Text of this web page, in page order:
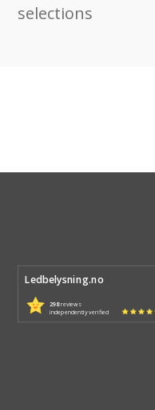
selections
Ledbelysning.no
298reviews
independently verified